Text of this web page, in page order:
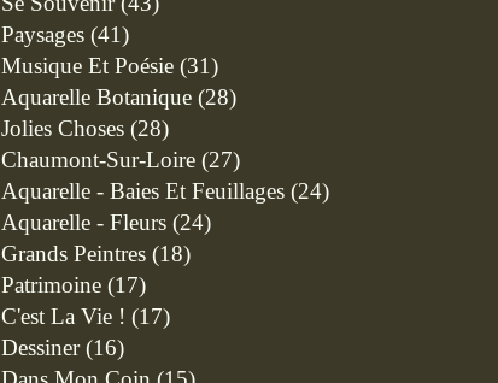
Paysages (41)
Musique Et Poésie (31)
Aquarelle Botanique (28)
Jolies Choses (28)
Chaumont-Sur-Loire (27)
Aquarelle - Baies Et Feuillages (24)
Aquarelle - Fleurs (24)
Grands Peintres (18)
Patrimoine (17)
C'est La Vie ! (17)
Dessiner(16)